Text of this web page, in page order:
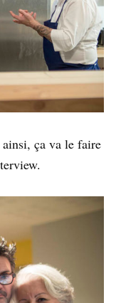
ça va le faire